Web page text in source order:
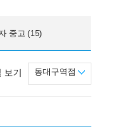
중고 (15)
보기 동대구역점